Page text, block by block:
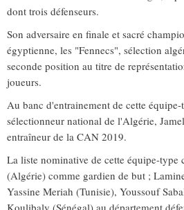
dont trois défenseurs.
Son adversaire en finale et sacré
égyptienne, les "Fennecs", sélection
seconde position au titre de
joueurs.
Au banc d'entrainement de cette
sélectionneur national de l'Algérie,
entraîneur de la CAN 2019.
La liste nominative de cette équipe-
(Algérie) comme gardien de but ;
Yassine Meriah (Tunisie), Youssouf
Koulibaly (Sénégal) au département